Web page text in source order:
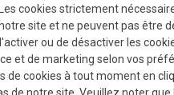
retrouver un
ainsi que
pour
et rétablir le
Diagnostic
cookies strictement
site et ne peuvent pas être
ou de désactiver les
et de marketing selon vos
de cookies à tout moment en